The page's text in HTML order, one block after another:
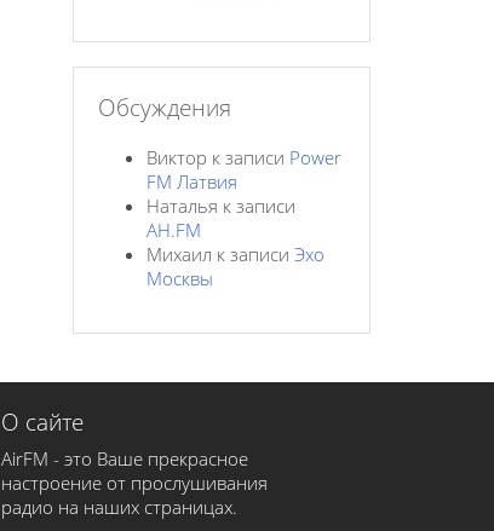
Обсуждения
Виктор к записи Power
FM Латвия
Наталья к записи
AH.FM
Михаил к записи Эхо
Москвы
О сайте
AirFM - это Ваше прекрасное
настроение от прослушивания
радио на наших страницах.